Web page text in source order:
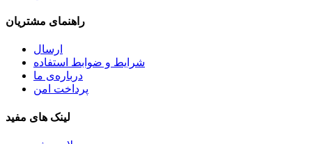
راهنمای مشتریان
ارسال
شرایط و ضوابط استفاده
درباره‌ی ما
پرداخت امن
لینک های مفید